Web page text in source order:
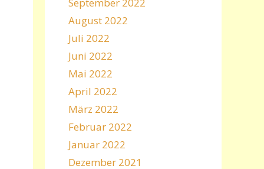
August 2022
Juli 2022
Juni 2022
Mai 2022
April 2022
März 2022
Februar 2022
Januar 2022
Dezember 2021